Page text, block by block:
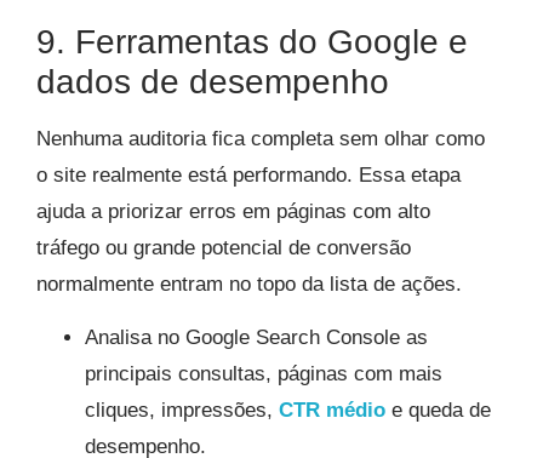
9. Ferramentas do Google e
dados de desempenho
Nenhuma auditoria fica completa sem olhar como
o site realmente está performando. Essa etapa
ajuda a priorizar erros em páginas com alto
tráfego ou grande potencial de conversão
normalmente entram no topo da lista de ações.
Analisa no Google Search Console as
principais consultas, páginas com mais
cliques, impressões, CTR médio e queda de
desempenho.